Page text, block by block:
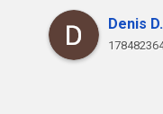
Denis D.